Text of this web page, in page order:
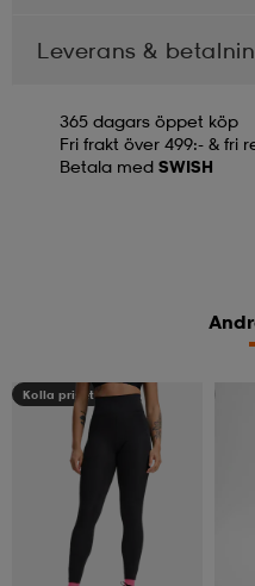
Leverans &
365 dagars öppet köp
Fri frakt över 499:- & fri
Betala med SWISH
Kolla priset